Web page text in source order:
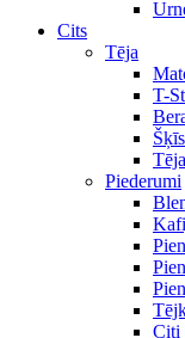
Cits
Tēja
T-
Piederumi
Citi